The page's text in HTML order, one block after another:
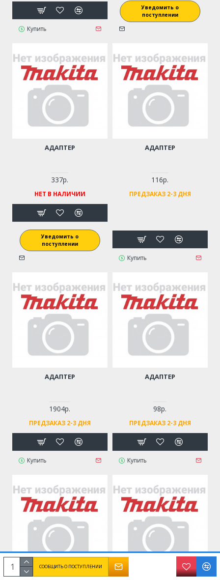
СООБЩИТЬ О ПОСТУПЛЕНИИ
Купить
Уведомить о
поступлении
АДАПТЕР
337р.
НЕТ В НАЛИЧИИ
Уведомить о
поступлении
АДАПТЕР
116р.
ПРЕДЗАКАЗ 2-3 ДНЯ
Купить
АДАПТЕР
1904р.
ПРЕДЗАКАЗ 2-3 ДНЯ
Купить
АДАПТЕР
98р.
ПРЕДЗАКАЗ 2-3 ДНЯ
Купить